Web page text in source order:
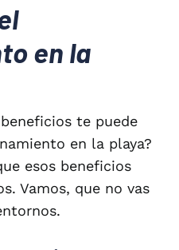
en la
te puede
en la playa?
esos beneficios
Vamos, que no vas